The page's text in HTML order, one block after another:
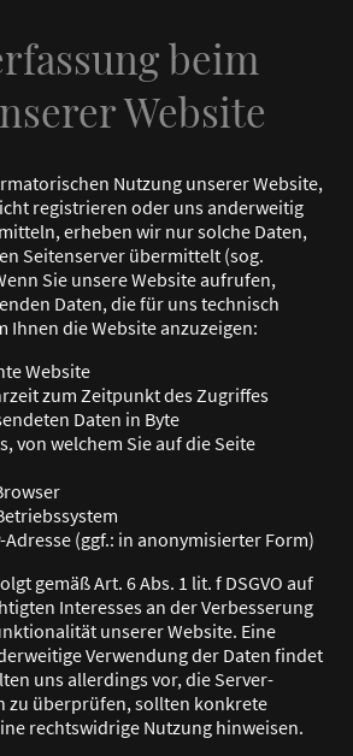
beim
Website
Nutzung unserer Website,
registrieren oder uns anderweitig
erheben wir nur solche Daten,
Seitenserver übermittelt (sog.
Sie unsere Website aufrufen,
Daten, die für uns technisch
die Website anzuzeigen:
Website
zum Zeitpunkt des Zugriffes
Daten in Byte
von welchem Sie auf die Seite
Adresse (ggf.: in anonymisierter Form)
gemäß Art. 6 Abs. 1 lit. f DSGVO auf
Interesses an der Verbesserung
unserer Website. Eine
Verwendung der Daten findet
uns allerdings vor, die Server-
zu überprüfen, sollten konkrete
rechtswidrige Nutzung hinweisen.